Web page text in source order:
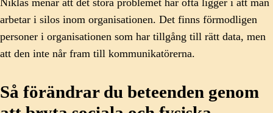
Niklas menar att det stora problemet här ofta ligger i att man
arbetar i silos inom organisationen. Det finns förmodligen
personer i organisationen som har tillgång till rätt data, men
att den inte når fram till kommunikatörerna.
Så förändrar du beteenden genom